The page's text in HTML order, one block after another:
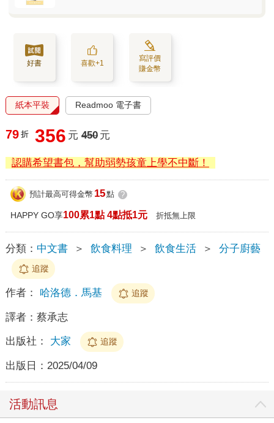
好書 喜歡+1
寫評價
賺金幣
紙本平裝 Readmoo 電子書
79 折 356 元 450 元
認購希望書包，幫助弱勢孩童上學不中斷！
預計最高可得金幣 15點 ?
HAPPY GO享100累1點 4點抵1元 折抵無上限
分類： 中文書 ＞ 飲食料理 ＞ 飲食生活 ＞ 分子廚藝
追蹤
作者： 哈洛德．馬基 追蹤
譯者： 蔡承志
出版社： 大家 追蹤
出版日： 2025/04/09
活動訊息